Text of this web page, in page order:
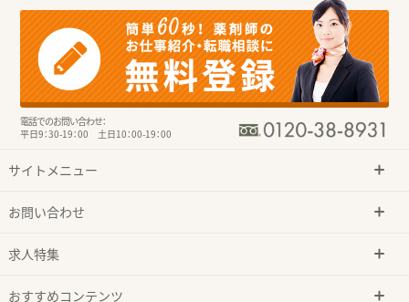
電話でのお問い合わせ：
平日9：30-19：00 土日10：00-19：00
サイトメニュー
お問い合わせ
求人特集
おすすめコンテンツ